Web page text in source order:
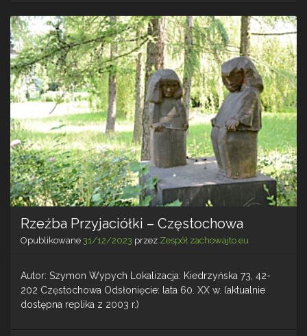
Rzeźba Przyjaciółki – Częstochowa
Opublikowane 31/12/2023 przez Zespół zachowajto.eu
Autor: Szymon Wypych Lokalizacja: Kiedrzyńska 73, 42-
202 Częstochowa Odsłonięcie: lata 60. XX w. (aktualnie
dostępna replika z 2003 r.)